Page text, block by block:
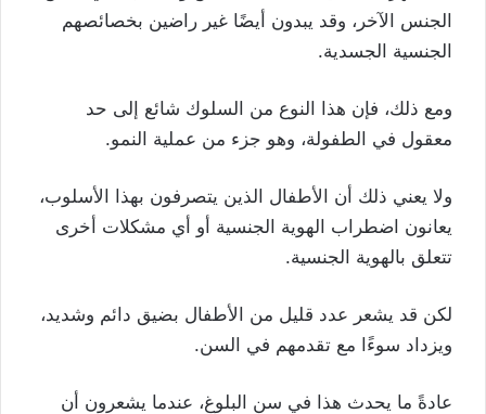
الجنس الآخر، وقد يبدون أيضًا غير راضين بخصائصهم
الجنسية الجسدية.
ومع ذلك، فإن هذا النوع من السلوك شائع إلى حد
معقول في الطفولة، وهو جزء من عملية النمو.
ولا يعني ذلك أن الأطفال الذين يتصرفون بهذا الأسلوب،
يعانون اضطراب الهوية الجنسية أو أي مشكلات أخرى
تتعلق بالهوية الجنسية.
لكن قد يشعر عدد قليل من الأطفال بضيق دائم وشديد،
ويزداد سوءًا مع تقدمهم في السن.
عادةً ما يحدث هذا في سن البلوغ، عندما يشعرون أن